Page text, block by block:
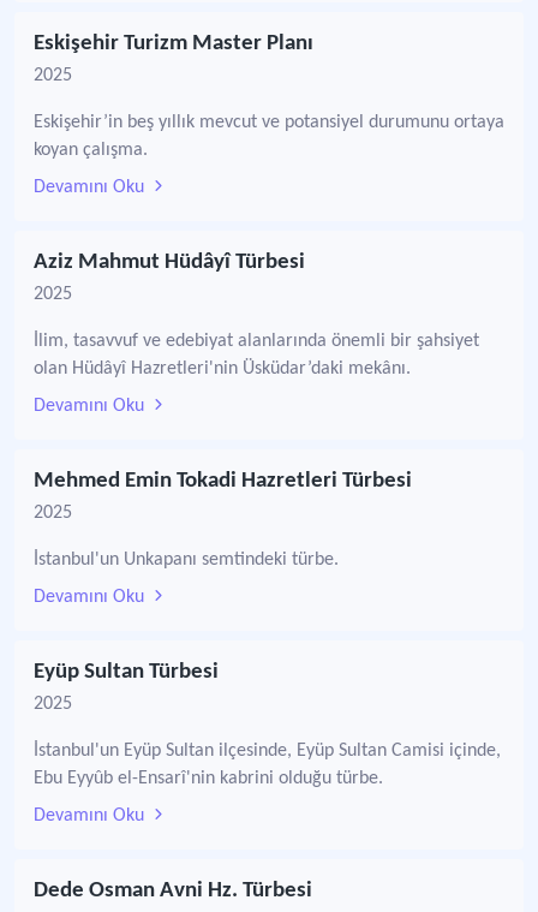
Eskişehir Turizm Master Planı
2025
Eskişehir’in beş yıllık mevcut ve potansiyel durumunu ortaya
koyan çalışma.
Devamını Oku
Aziz Mahmut Hüdâyî Türbesi
2025
İlim, tasavvuf ve edebiyat alanlarında önemli bir şahsiyet
olan Hüdâyî Hazretleri'nin Üsküdar’daki mekânı.
Devamını Oku
Mehmed Emin Tokadi Hazretleri Türbesi
2025
İstanbul'un Unkapanı semtindeki türbe.
Devamını Oku
Eyüp Sultan Türbesi
2025
İstanbul'un Eyüp Sultan ilçesinde, Eyüp Sultan Camisi içinde,
Ebu Eyyûb el-Ensarî'nin kabrini olduğu türbe.
Devamını Oku
Dede Osman Avni Hz. Türbesi